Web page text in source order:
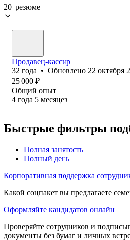
20 резюме
Продавец-кассир
32 года • Обновлено 22 октября
25 000 ₽
Общий опыт
4 года 5 месяцев
Быстрые фильтры
Полная занятость
Полный день
Корпоративная поддержка
Какой соцпакет вы предлагаете
Оформляйте кандидатов онлайн
Проверяйте сотрудников и
документы без бумаг и личных